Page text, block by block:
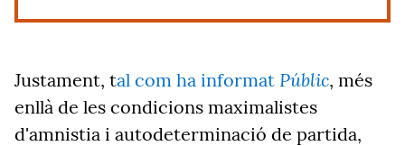
Justament, tal com ha informat Públic, més
enllà de les condicions maximalistes
d'amnistia i autodeterminació de partida,